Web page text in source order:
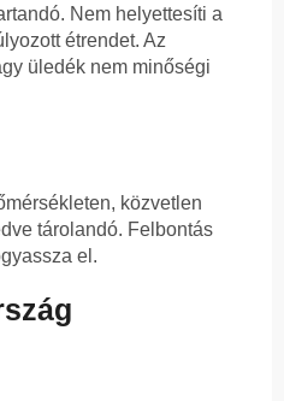
Nem helyettesíti a
étrendet. Az
üledék nem minőségi
közvetlen
tárolandó. Felbontás
el.